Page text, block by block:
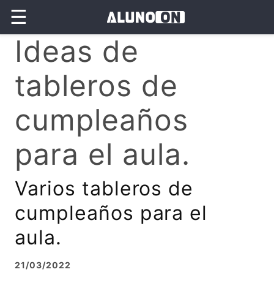
☰
Ideas de
tableros de
cumpleaños
para el aula.
Varios tableros de
cumpleaños para el
aula.
21/03/2022